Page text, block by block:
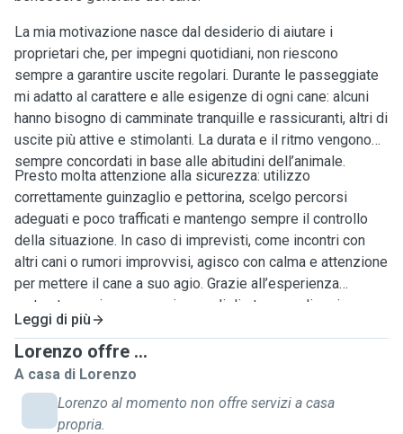
La mia motivazione nasce dal desiderio di aiutare i
proprietari che, per impegni quotidiani, non riescono
sempre a garantire uscite regolari. Durante le passeggiate
mi adatto al carattere e alle esigenze di ogni cane: alcuni
hanno bisogno di camminate tranquille e rassicuranti, altri di
uscite più attive e stimolanti. La durata e il ritmo vengono
sempre concordati in base alle abitudini dell’animale.
Presto molta attenzione alla sicurezza: utilizzo
correttamente guinzaglio e pettorina, scelgo percorsi
adeguati e poco trafficati e mantengo sempre il controllo
della situazione. In caso di imprevisti, come incontri con
altri cani o rumori improvvisi, agisco con calma e attenzione
per mettere il cane a suo agio. Grazie all’esperienza
maturata, so riconoscere i segnali di stress o disagio e
adattare la passeggiata di conseguenza. Il mio obiettivo è
offrire un servizio affidabile, sereno e rispettoso del
benessere di ogni cane.
Leggi di più
Lorenzo offre ...
A casa di Lorenzo
Lorenzo al momento non offre servizi a casa
propria.